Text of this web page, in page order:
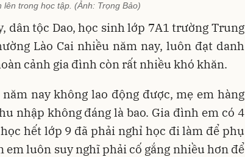
lên trong học tập. (Ảnh: Trọng Bảo)
dân tộc Dao, học sinh lớp 7A1 trường Trung
Lào Cai nhiều năm nay, luôn đạt danh
cảnh gia đình còn rất nhiều khó khăn.
nay không lao động được, mẹ em hàng
nhập không đáng là bao. Gia đình em có 4
hết lớp 9 đã phải nghỉ học đi làm để phụ
em luôn suy nghĩ phải cố gắng nhiều hơn để